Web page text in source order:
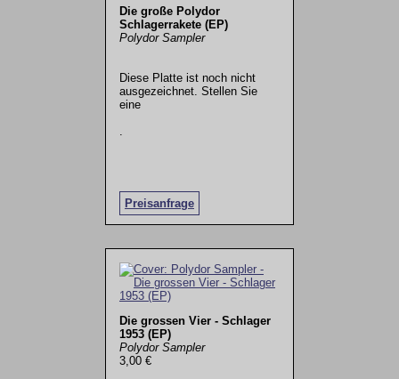
Die große Polydor
Schlagerrakete (EP)
Polydor Sampler
Diese Platte ist noch nicht
ausgezeichnet. Stellen Sie
eine
Preisanfrage
.
Die grossen Vier - Schlager
1953 (EP)
Polydor Sampler
3,00 €